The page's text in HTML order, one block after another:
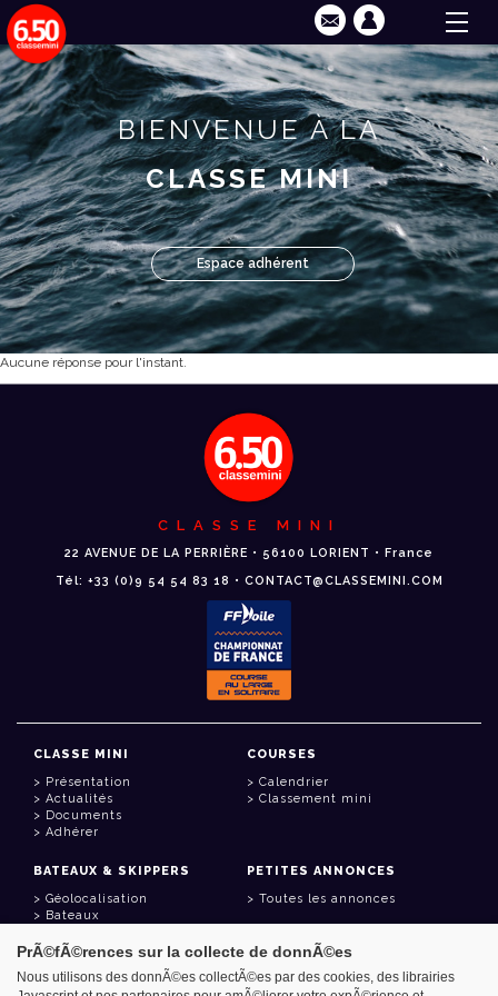
BIENVENUE À LA
CLASSE MINI
Espace adhérent
Aucune réponse pour l'instant.
CLASSE MINI
22 AVENUE DE LA PERRIÈRE • 56100 LORIENT • France
Tél: +33 (0)9 54 54 83 18 • CONTACT@CLASSEMINI.COM
CLASSE MINI
Présentation
Actualités
Documents
Adhérer
COURSES
Calendrier
Classement mini
BATEAUX & SKIPPERS
Géolocalisation
Bateaux
PETITES ANNONCES
Toutes les annonces
LIENS UTILES
PrÃ©fÃ©rences sur la collecte de donnÃ©es
Nous utilisons des donnÃ©es collectÃ©es par des cookies, des librairies